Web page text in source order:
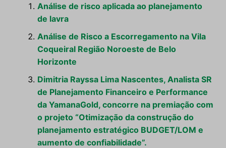
Análise de risco aplicada ao planejamento
de lavra
Análise de Risco a Escorregamento na Vila
Coqueiral Região Noroeste de Belo
Horizonte
Dimitria Rayssa Lima Nascentes, Analista SR
de Planejamento Financeiro e Performance
da YamanaGold, concorre na premiação com
o projeto “Otimização da construção do
planejamento estratégico BUDGET/LOM e
aumento de confiabilidade”.